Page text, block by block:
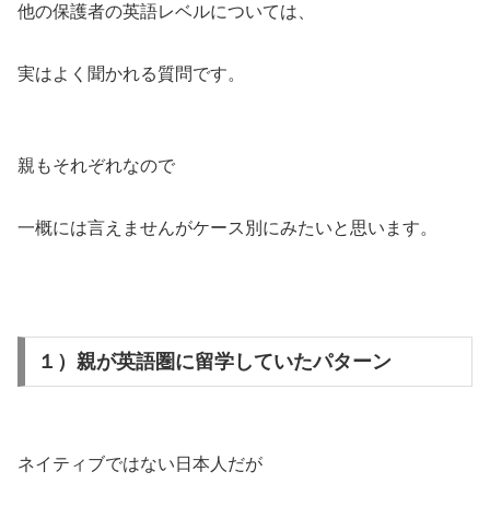
他の保護者の英語レベルについては、
実はよく聞かれる質問です。
親もそれぞれなので
一概には言えませんがケース別にみたいと思います。
１）親が英語圏に留学していたパターン
ネイティブではない日本人だが